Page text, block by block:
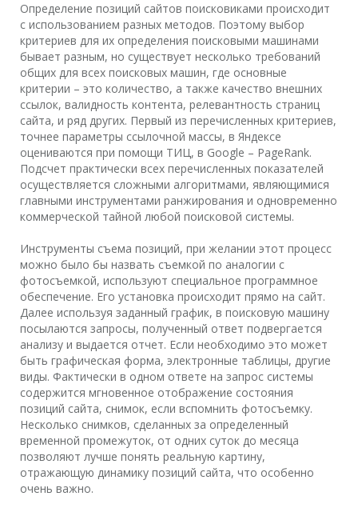
Определение позиций сайтов поисковиками происходит
с использованием разных методов. Поэтому выбор
критериев для их определения поисковыми машинами
бывает разным, но существует несколько требований
общих для всех поисковых машин, где основные
критерии – это количество, а также качество внешних
ссылок, валидность контента, релевантность страниц
сайта, и ряд других. Первый из перечисленных критериев,
точнее параметры ссылочной массы, в Яндексе
оцениваются при помощи ТИЦ, в Google – PageRank.
Подсчет практически всех перечисленных показателей
осуществляется сложными алгоритмами, являющимися
главными инструментами ранжирования и одновременно
коммерческой тайной любой поисковой системы.
Инструменты съема позиций, при желании этот процесс
можно было бы назвать съемкой по аналогии с
фотосъемкой, используют специальное программное
обеспечение. Его установка происходит прямо на сайт.
Далее используя заданный график, в поисковую машину
посылаются запросы, полученный ответ подвергается
анализу и выдается отчет. Если необходимо это может
быть графическая форма, электронные таблицы, другие
виды. Фактически в одном ответе на запрос системы
содержится мгновенное отображение состояния
позиций сайта, снимок, если вспомнить фотосъемку.
Несколько снимков, сделанных за определенный
временной промежуток, от одних суток до месяца
позволяют лучше понять реальную картину,
отражающую динамику позиций сайта, что особенно
очень важно.